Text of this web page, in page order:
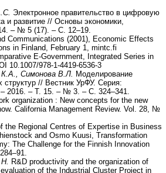
Электронное правительство в цифровую
и развитие // Основы экономики,
– № 5 (17). – С. 12–19.
Communications (2001), Economic Effects
in Finland, February 1, mintc.fi
E-Government, Integrated Series in
10.1007/978-1-4419-6536-3
Симонова В.Л. Моделирование
структур // Вестник УрФУ. Серия:
2016. – Т. 15. – № 3. – С. 324–341.
organization : New concepts for the new
California Management Review. Vol. 28, №
the Regional Centres of Expertise in Business
and Osmo Kuusi, Transformation
The Challenge for the Finnish Innovation
R&D productivity and the organization of
of the Industrial Cluster Project in